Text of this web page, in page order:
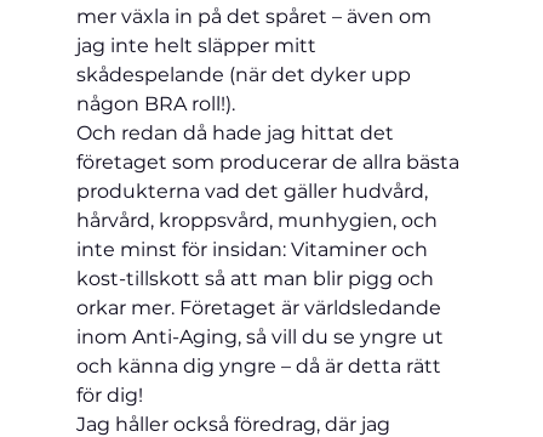
mer växla in på det spåret – även om
jag inte helt släpper mitt
skådespelande (när det dyker upp
någon BRA roll!).
Och redan då hade jag hittat det
företaget som producerar de allra bästa
produkterna vad det gäller hudvård,
hårvård, kroppsvård, munhygien, och
inte minst för insidan: Vitaminer och
kost-tillskott så att man blir pigg och
orkar mer. Företaget är världsledande
inom Anti-Aging, så vill du se yngre ut
och känna dig yngre – då är detta rätt
för dig!
Jag håller också föredrag, där jag